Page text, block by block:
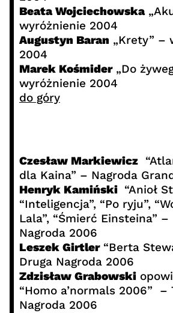
Beata Wojciechowska
wyróżnienie 2004
Augustyn Baran „Krety” –
2004
Marek Kośmider„Do
wyróżnienie 2004
do góry
Czesław Markiewicz
dla Kaina” – Nagroda
Henryk Kamiński “Anioł
“Inteligencja”, “Po ryju”,
Lala”, “Śmierć Einsteina”
Nagroda 2006
Leszek Girtler“Berta
Druga Nagroda 2006
Zdzisław Grabowski
“Homo a’normals 2006” –
Nagroda 2006